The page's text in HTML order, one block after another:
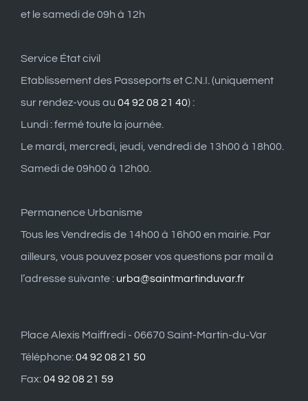
et le samedi de 09h à 12h
Service État civil
Etablissement des Passeports et C.N.I. (uniquement
sur rendez-vous au 04 92 08 21 40) :
Lundi : fermé toute la journée.
Le mardi, mercredi, jeudi, vendredi de 13h00 à 18h00.
Samedi de 09h00 à 12h00.
Permanence Urbanisme
Tous les Vendredis de 14h00 à 16h00 en mairie. Par
ailleurs, vous pouvez poser vos questions par mail à
l’adresse suivante : urba@saintmartinduvar.fr
Place Alexis Maiffredi - 06670 Saint-Martin-du-Var
Téléphone:04 92 08 21 50
Fax:04 92 08 21 59